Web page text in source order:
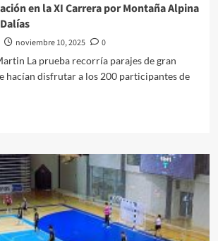
en la XI Carrera por Montaña Alpina
noviembre 10, 2025
0
La prueba recorría parajes de gran
hacían disfrutar a los 200 participantes de